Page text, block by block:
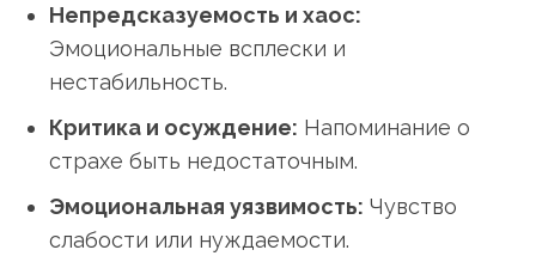
Непредсказуемость и хаос:
Эмоциональные всплески и
нестабильность.
Критика и осуждение: Напоминание о
страхе быть недостаточным.
Эмоциональная уязвимость: Чувство
слабости или нуждаемости.